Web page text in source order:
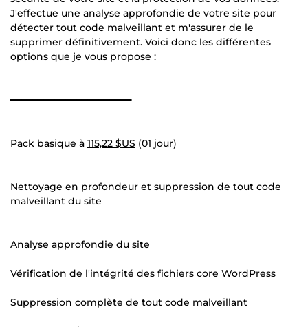
J'effectue une analyse approfondie de votre site pour
détecter tout code malveillant et m'assurer de le
supprimer définitivement. Voici donc les différentes
options que je vous propose :
━━━━━━━━━━━━━━━━━━━━━━
Pack basique à 115,22 $US (01 jour)
Nettoyage en profondeur et suppression de tout code
malveillant du site
Analyse approfondie du site
Vérification de l'intégrité des fichiers core WordPress
Suppression complète de tout code malveillant